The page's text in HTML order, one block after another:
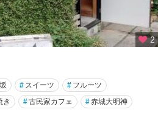
2
# スイーツ # フルーツ
き #古民家カフェ #赤城大明神